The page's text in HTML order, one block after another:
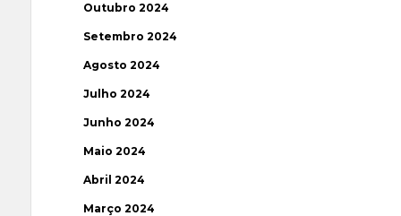
Outubro 2024
Setembro 2024
Agosto 2024
Julho 2024
Junho 2024
Maio 2024
Abril 2024
Março 2024